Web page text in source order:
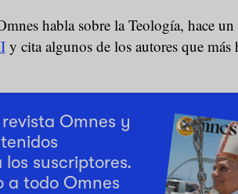
habla sobre la Teología, hace un
y cita algunos de los autores que más
Omnes y
suscriptores.
a todo Omnes